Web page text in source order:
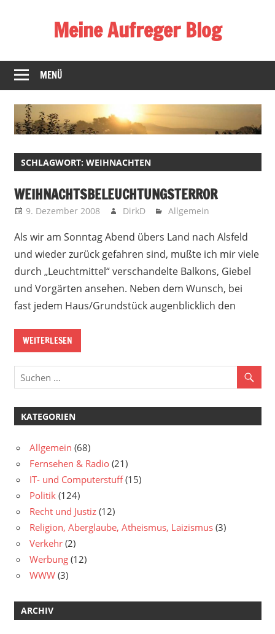
Meine Aufreger Blog
mich
positiv
negativ
aufregt
mir
MENÜ
SCHLAGWORT: WEIHNACHTEN
WEIHNACHTSBELEUCHTUNGSTERROR
9. Dezember 2008 DirkD Allgemein
Als wir am Sonntag Abend übers Land nach Alsfeld
und wieder zurück gefahren sind, mußte ich mir viele
durch „Leuchtmittel“ verschandelte Balkons, Giebel
und Vorgärten ansehen. Neben dem Wunsch, bei
fast jedem Haus/Grundstück augenblicklich den
WEITERLESEN
KATEGORIEN
Allgemein (68)
Fernsehen & Radio (21)
IT- und Computerstuff(15)
Politik (124)
Recht und Justiz (12)
Religion, Aberglaube, Atheismus, Laizismus (3)
Verkehr (2)
Werbung (12)
WWW (3)
ARCHIV